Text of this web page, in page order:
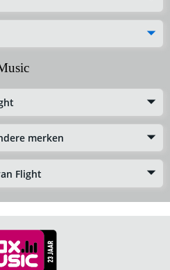
merken
Flight